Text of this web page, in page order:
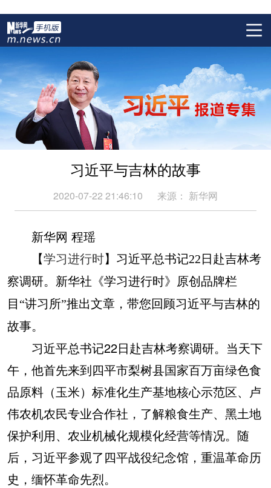
习近平与吉林的故事
2020-07-22 21:46:10 来源： 新华网
新华网 程瑶
【学习进行时】习近平总书记22日赴吉林考
察调研。新华社《学习进行时》原创品牌栏
目“讲习所”推出文章，带您回顾习近平与吉林的
故事。
习近平总书记22日赴吉林考察调研。当天下
午，他首先来到四平市梨树县国家百万亩绿色食
品原料（玉米）标准化生产基地核心示范区、卢
伟农机农民专业合作社，了解粮食生产、黑土地
保护利用、农业机械化规模化经营等情况。随
后，习近平参观了四平战役纪念馆，重温革命历
史，缅怀革命先烈。